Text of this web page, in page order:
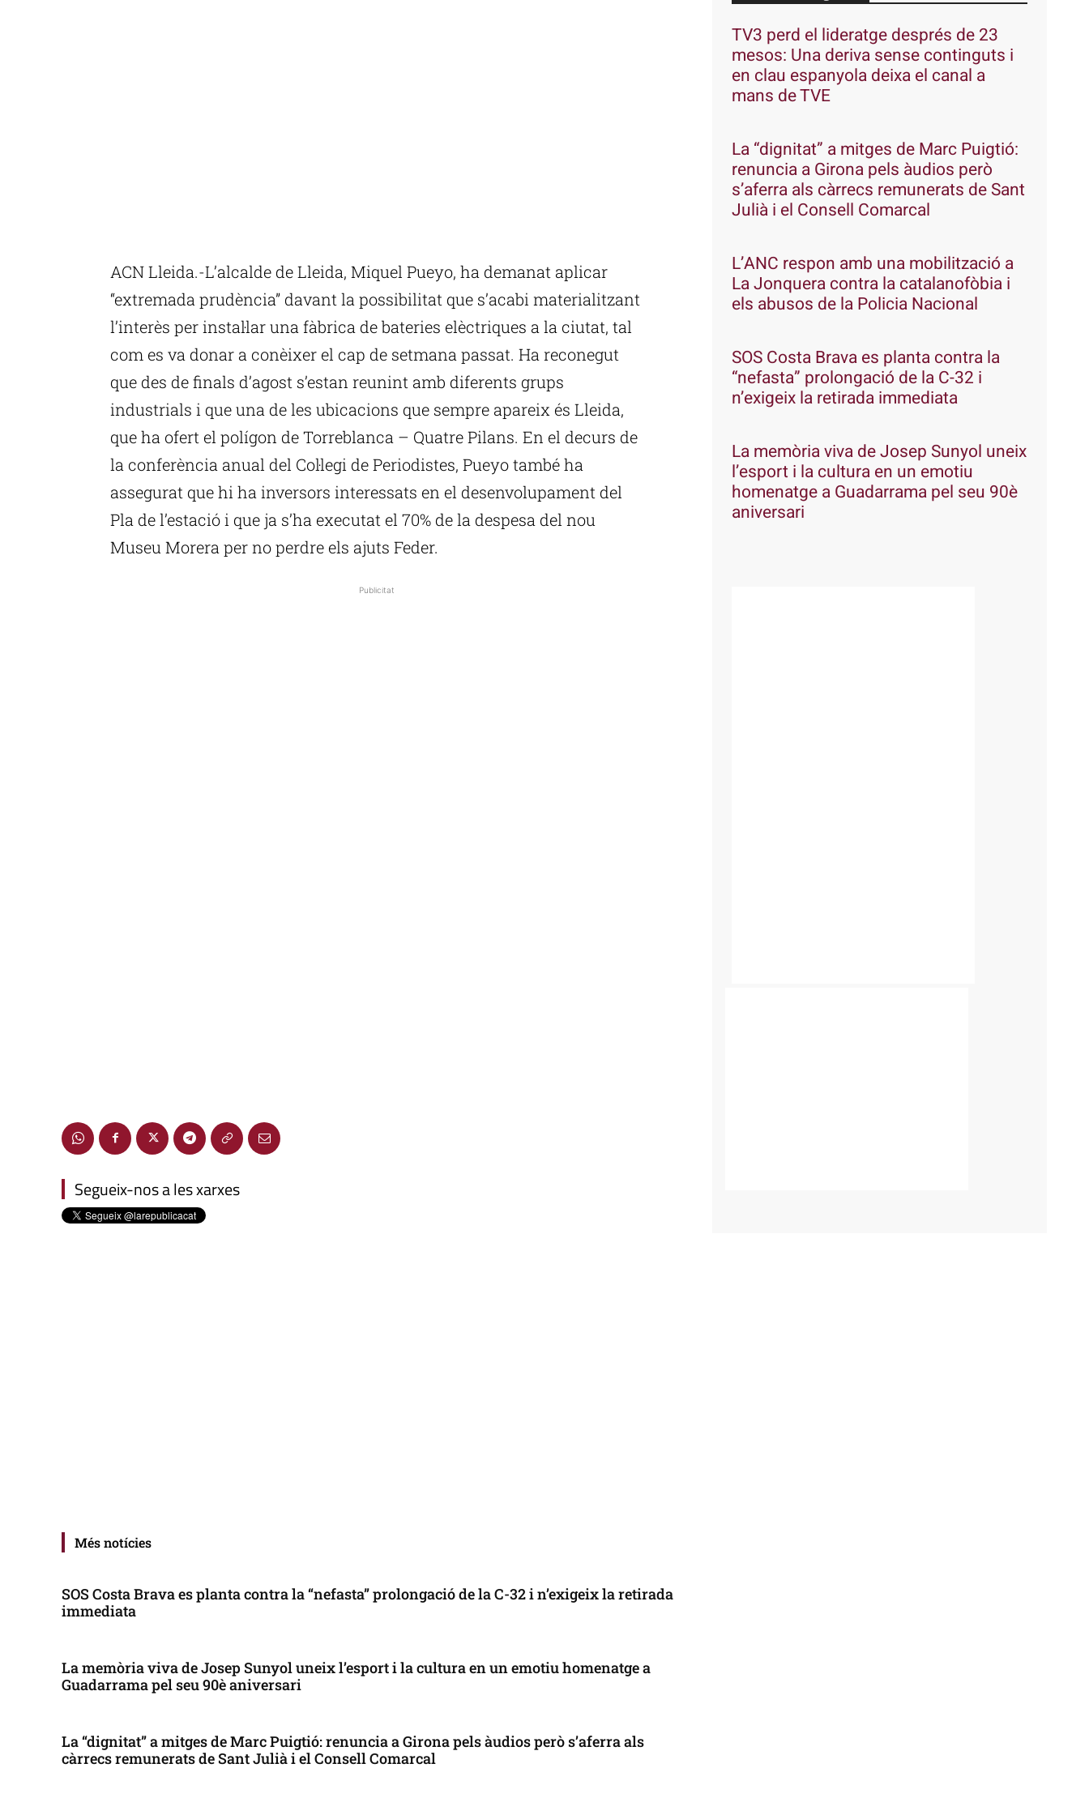
ACN Lleida.-L’alcalde de Lleida, Miquel Pueyo, ha demanat aplicar
“extremada prudència” davant la possibilitat que s’acabi materialitzant
l’interès per instal·lar una fàbrica de bateries elèctriques a la ciutat, tal
com es va donar a conèixer el cap de setmana passat. Ha reconegut
que des de finals d’agost s’estan reunint amb diferents grups
industrials i que una de les ubicacions que sempre apareix és Lleida,
que ha ofert el polígon de Torreblanca – Quatre Pilans. En el decurs de
la conferència anual del Col·legi de Periodistes, Pueyo també ha
assegurat que hi ha inversors interessats en el desenvolupament del
Pla de l’estació i que ja s’ha executat el 70% de la despesa del nou
Museu Morera per no perdre els ajuts Feder.
Publicitat
Segueix-nos a les xarxes
Més notícies
SOS Costa Brava es planta contra la “nefasta” prolongació de la C-32 i n’exigeix la retirada
immediata
La memòria viva de Josep Sunyol uneix l’esport i la cultura en un emotiu homenatge a
Guadarrama pel seu 90è aniversari
La “dignitat” a mitges de Marc Puigtió: renuncia a Girona pels àudios però s’aferra als
càrrecs remunerats de Sant Julià i el Consell Comarcal
TV3 perd el lideratge després de 23
mesos: Una deriva sense continguts i
en clau espanyola deixa el canal a
mans de TVE
La “dignitat” a mitges de Marc Puigtió:
renuncia a Girona pels àudios però
s’aferra als càrrecs remunerats de Sant
Julià i el Consell Comarcal
L’ANC respon amb una mobilització a
La Jonquera contra la catalanofòbia i
els abusos de la Policia Nacional
SOS Costa Brava es planta contra la
“nefasta” prolongació de la C-32 i
n’exigeix la retirada immediata
La memòria viva de Josep Sunyol uneix
l’esport i la cultura en un emotiu
homenatge a Guadarrama pel seu 90è
aniversari